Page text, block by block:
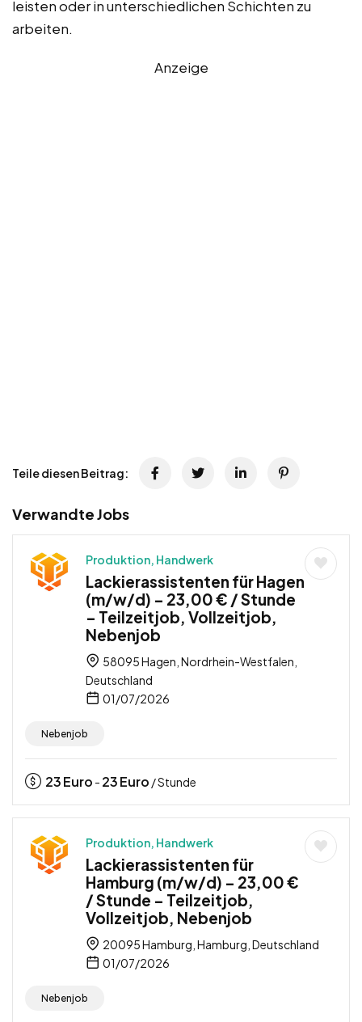
leisten oder in unterschiedlichen Schichten zu
arbeiten.
Anzeige
Teile diesen Beitrag:
Verwandte Jobs
Produktion, Handwerk
Lackierassistenten für Hagen
(m/w/d) – 23,00 € / Stunde
– Teilzeitjob, Vollzeitjob,
Nebenjob
58095 Hagen, Nordrhein-Westfalen,
Deutschland
01/07/2026
Nebenjob
23Euro - 23Euro / Stunde
Produktion, Handwerk
Lackierassistenten für
Hamburg (m/w/d) – 23,00 €
/ Stunde – Teilzeitjob,
Vollzeitjob, Nebenjob
20095 Hamburg, Hamburg, Deutschland
01/07/2026
Nebenjob